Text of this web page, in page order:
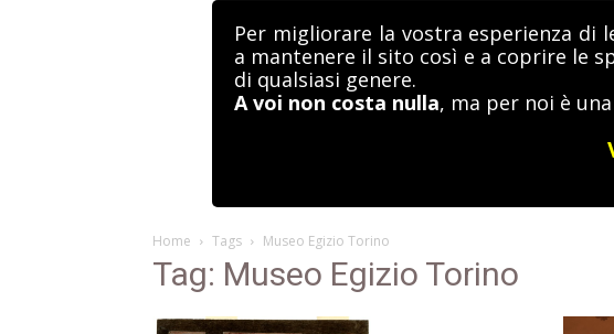
Per migliorare la vostra esperienza
a mantenere il sito così e a coprire le
di qualsiasi genere.
A voi non costa nulla, ma per noi è
Home Tags Museo Egizio Torino
Tag: Museo Egizio Torino